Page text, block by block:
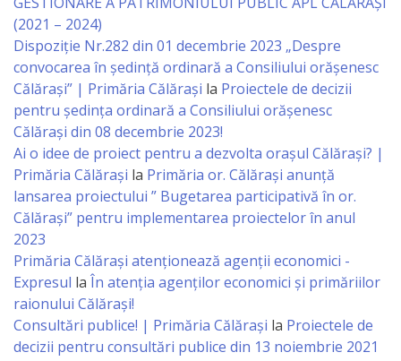
Drumuri
Specialist
în
Problemele
Antreprenoriat,
Business
Comerţ
Specialist
în
(2021 – 2024)
Dispoziție Nr.282 din 01 decembrie 2023 „Despre
convocarea în ședință ordinară a Consiliului orășenesc
Călărași” | Primăria Călărași la Proiectele de decizii
pentru ședința ordinară a Consiliului orășenesc
Călărași din 08 decembrie 2023!
Ai o idee de proiect pentru a dezvolta orașul Călărași? |
Primăria Călărași la Primăria or. Călărași anunță
lansarea proiectului ” Bugetarea participativă în or.
Călărași” pentru implementarea proiectelor în anul
2023
Primăria Călăraşi atenţionează agenţii economici -
Expresul la În atenția agenților economici și primăriilor
raionului Călărași!
Consultări publice! | Primăria Călărași la Proiectele de
decizii pentru consultări publice din 13 noiembrie 2021